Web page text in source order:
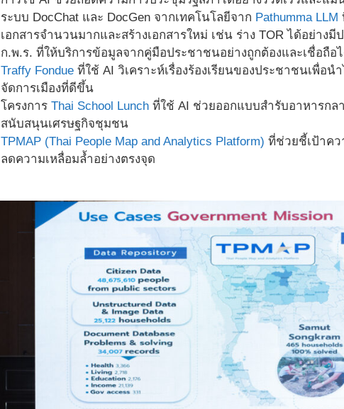
ระบบ DocChat และ DocGen จากเทคโนโลยีจาก Pathumma LLM
เอกสารจำนวนมากและสร้างเอกสารใหม่ เช่น ร่าง TOR ได้อย่าง
ก.พ.ร. ที่ให้บริการข้อมูลจากคู่มือประชาชนอย่างถูกต้องและเชื่อถือ
Traffy Fondue ที่ใช้ AI วิเคราะห์เรื่องร้องเรียนของประชาชนเพื่อ
จัดการเมืองที่ดีขึ้น
โครงการ Thai School Lunch ที่ใช้ AI ช่วยออกแบบสำรับอาหารก
สนับสนุนเศรษฐกิจชุมชน
TPMAP (Thai People Map and Analytics Platform) ที่ช่วยชี้เป้าคว
ลดความเหลื่อมล้ำอย่างตรงจุด